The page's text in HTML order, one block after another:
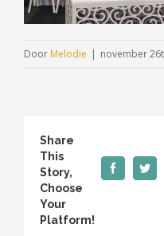
Door Melodie | november
Share
This
Story,
Choose
Your
Platform!
Facebook